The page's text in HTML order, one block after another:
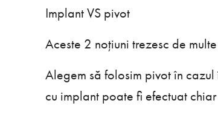
Implant VS pivot
Aceste 2 noțiuni trezesc de
Alegem să folosim pivot în
cu implant poate fi efectuat